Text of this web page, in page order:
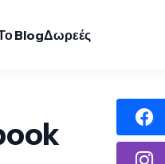
BlogΔωρεές